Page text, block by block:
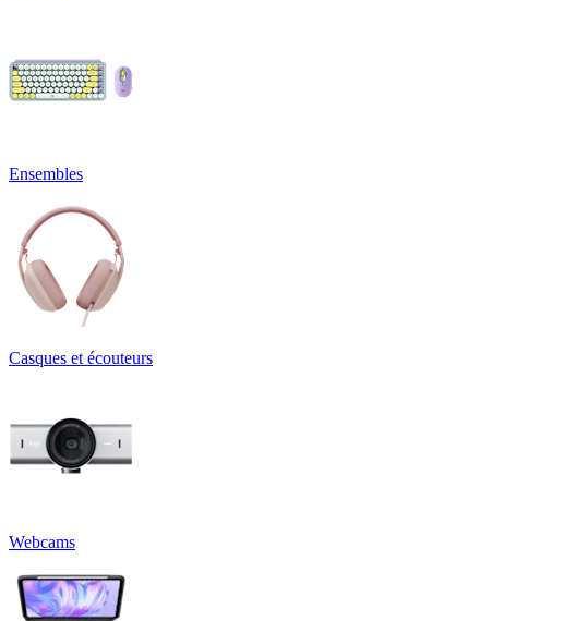
Ensembles
Casques et écouteurs
Webcams